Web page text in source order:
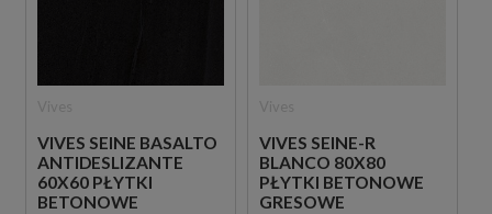
VIVES SEINE BASALTO
ANTIDESLIZANTE
60X60 PŁYTKI
BETONOWE
VIVES SEINE-R
BLANCO 80X80
PŁYTKI BETONOWE
GRESOWE